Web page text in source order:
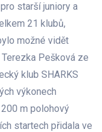
starší juniory a
21 klubů,
možné vidět
Pešková ze
klub SHARKS
výkonech
m polohový
startech přidala ve